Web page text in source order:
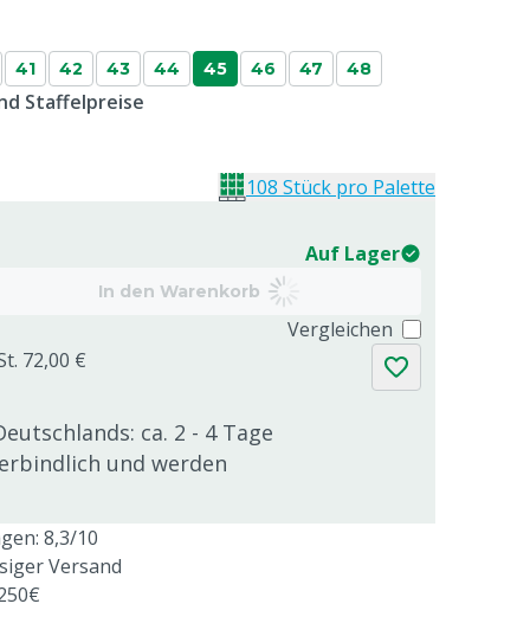
41 42 43 44 45 46 47 48
Auf Lager
In den Warenkorb
72,00 €
ca. 2 - 4 Tage
und werden
Vergleichen
Staffelpreise
108 Stück pro Palette
8,3/10
Versand